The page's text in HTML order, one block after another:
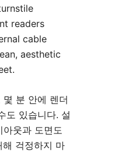
readers
cable
aesthetic
분 안에 렌더
도 있습니다. 설
웃과 도면도
걱정하지 마